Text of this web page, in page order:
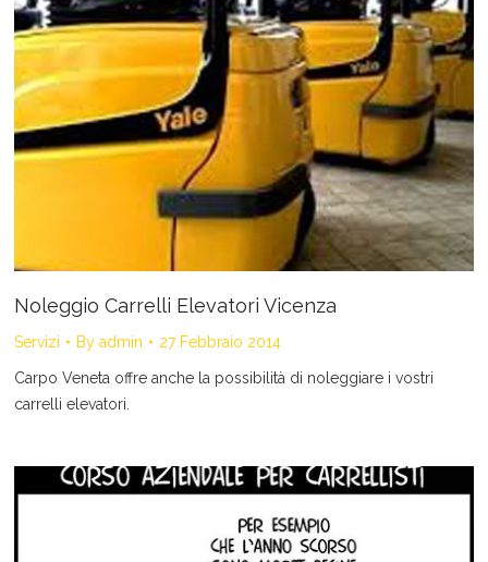
Noleggio Carrelli Elevatori Vicenza
Servizi By admin 27 Febbraio 2014
Carpo Veneta offre anche la possibilità di noleggiare i vostri
carrelli elevatori.